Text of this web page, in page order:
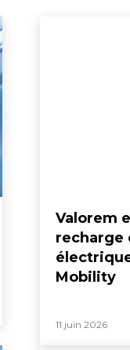
Valorem
recharge
Mobility
11 juin 2026